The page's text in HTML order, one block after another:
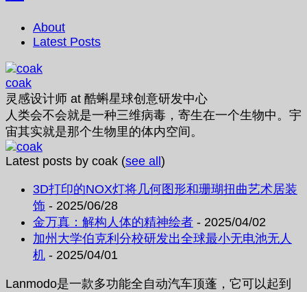
About
Latest Posts
coak
灵感设计师 at 酷蝌星球创意研发中心
人类会不会就是一种三维病毒，寄生在一个生物中。宇
宙其实就是那个生物里的体内空间。
Latest posts by coak (see all)
3D打印的NOX灯将几何图形和珊瑚扭曲艺术居装
饰 - 2025/06/28
金万真：解构人体的精神绘者 - 2025/04/02
加州大学伯克利分校研发出全球最小无电池无人
机 - 2025/04/01
Lanmodo是一款多功能全自动汽车顶蓬，它可以起到